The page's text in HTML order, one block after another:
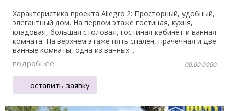
Характеристика проекта Allegro 2: Просторный, удобный,
элегантный дом. На первом этаже гостиная, кухня,
кладовая, большая столовая, гостиная-кабинет и ванная
комната. На верхнем этаже пять спален, прачечная и две
ванные комнаты, одна из ванных ...
подробнее 00.00.0000
оставить заявку